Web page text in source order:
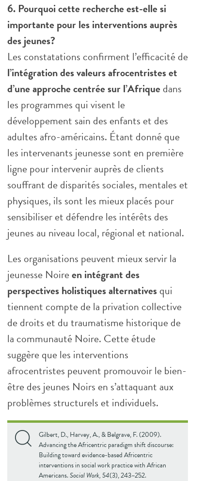
6. Pourquoi cette recherche est-elle si
importante pour les interventions auprès
des jeunes?
Les constatations confirment l’efficacité de
l’intégration des valeurs afrocentristes et
d’une approche centrée sur l’Afriquedans
les programmes qui visent le
développement sain des enfants et des
adultes afro-américains. Étant donné que
les intervenants jeunesse sont en première
ligne pour intervenir auprès de clients
souffrant de disparités sociales, mentales et
physiques, ils sont les mieux placés pour
sensibiliser et défendre les intérêts des
jeunes au niveau local, régional et national.
Les organisations peuvent mieux servir la
jeunesse Noireen intégrant des
perspectives holistiques alternativesqui
tiennent compte de la privation collective
de droits et du traumatisme historique de
la communauté Noire. Cette étude
suggère que les interventions
afrocentristes peuvent promouvoir le bien-
être des jeunes Noirs en s’attaquant aux
problèmes structurels et individuels.
Gilbert, D., Harvey, A., & Belgrave, F. (2009).
Advancing the Africentric paradigm shift discourse:
Building toward evidence-based Africentric
interventions in social work practice with African
Americans.Social Work, 54(3), 243–252.